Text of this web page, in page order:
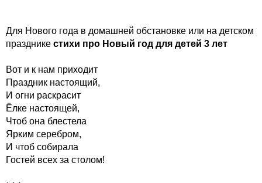
Для Нового года в домашней обстановке или на детском
празднике стихи про Новый год для детей 3 лет
Вот и к нам приходит
Праздник настоящий,
И огни раскрасит
Ёлке настоящей,
Чтоб она блестела
Ярким серебром,
И чтоб собирала
Гостей всех за столом!